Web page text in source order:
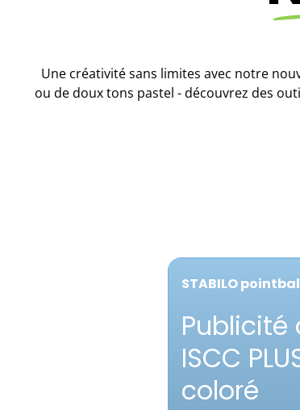
Une créativité sans limites avec notre
ou de doux tons pastel - découvrez des
STABILO
Publicité
ISCC
coloré